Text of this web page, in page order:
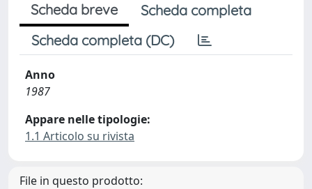
Scheda breve
Scheda completa
Scheda completa (DC)
Anno
1987
Appare nelle tipologie:
1.1 Articolo su rivista
File in questo prodotto: